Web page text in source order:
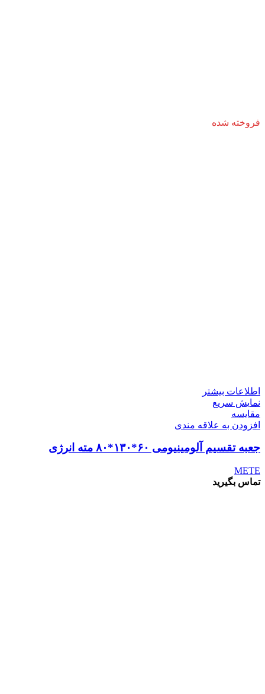
فروخته شده
اطلاعات بیشتر
نمایش سریع
مقايسه
افزودن به علاقه مندی
جعبه تقسیم آلومینیومی ۶۰*۱۳۰*۸۰ مته انرژی
METE
تماس بگیرید